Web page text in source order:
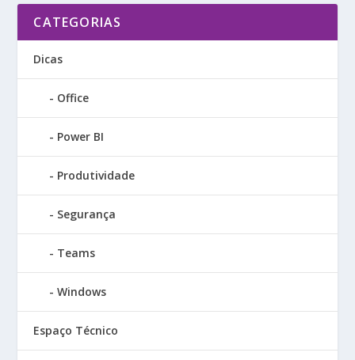
CATEGORIAS
Dicas
Office
Power BI
Produtividade
Segurança
Teams
Windows
Espaço Técnico